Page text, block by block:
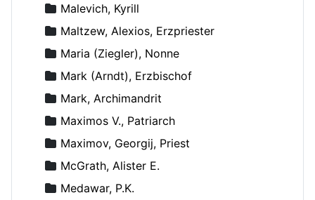
Malevich, Kyrill
Maltzew, Alexios, Erzpriester
Maria (Ziegler), Nonne
Mark (Arndt), Erzbischof
Mark, Archimandrit
Maximos V., Patriarch
Maximov, Georgij, Priest
McGrath, Alister E.
Medawar, P.K.